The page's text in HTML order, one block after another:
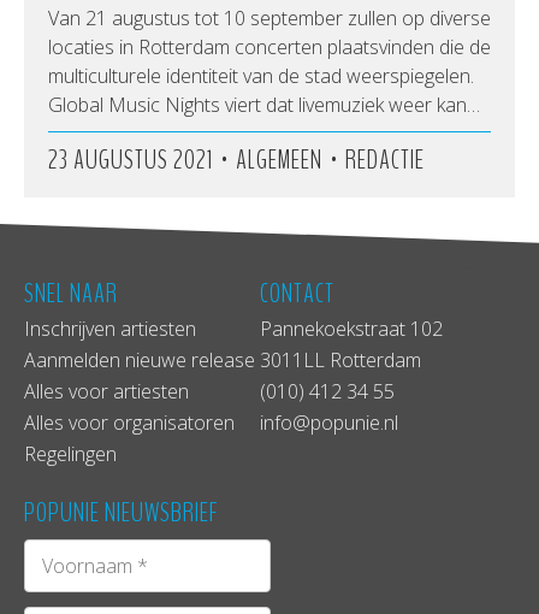
Van 21 augustus tot 10 september zullen op diverse
locaties in Rotterdam concerten plaatsvinden die de
multiculturele identiteit van de stad weerspiegelen.
Global Music Nights viert dat livemuziek weer kan…
23 AUGUSTUS 2021 • ALGEMEEN • REDACTIE
SNEL NAAR
Inschrijven artiesten
Aanmelden nieuwe release
Alles voor artiesten
Alles voor organisatoren
Regelingen
CONTACT
Pannekoekstraat 102
3011LL Rotterdam
(010) 412 34 55
info@popunie.nl
POPUNIE NIEUWSBRIEF